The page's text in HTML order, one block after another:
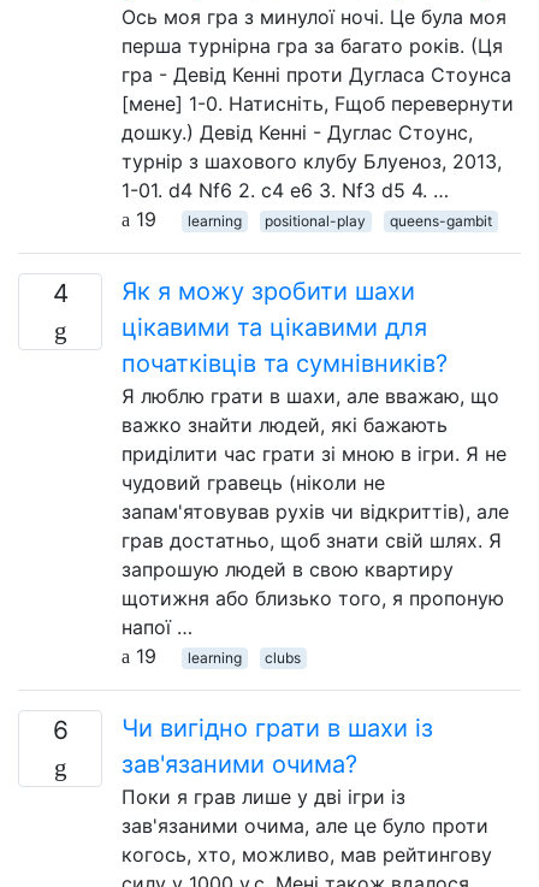
Ось моя гра з минулої ночі. Це була моя
перша турнірна гра за багато років. (Ця
гра - Девід Кенні проти Дугласа Стоунса
[мене] 1-0. Натисніть, Fщоб перевернути
дошку.) Девід Кенні - Дуглас Стоунс,
турнір з шахового клубу Блуеноз, 2013,
1-01. d4 Nf6 2. c4 e6 3. Nf3 d5 4. …
19
learning positional-play queens-gambit
4
Як я можу зробити шахи
цікавими та цікавими для
початківців та сумнівників?
Я люблю грати в шахи, але вважаю, що
важко знайти людей, які бажають
приділити час грати зі мною в ігри. Я не
чудовий гравець (ніколи не
запам'ятовував рухів чи відкриттів), але
грав достатньо, щоб знати свій шлях. Я
запрошую людей в свою квартиру
щотижня або близько того, я пропоную
напої …
19
learning clubs
6
Чи вигідно грати в шахи із
зав'язаними очима?
Поки я грав лише у дві ігри із
зав'язаними очима, але це було проти
когось, хто, можливо, мав рейтингову